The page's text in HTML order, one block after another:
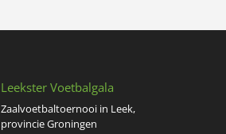
Leekster Voetbalgala
Zaalvoetbaltoernooi in Leek,
provincie Groningen